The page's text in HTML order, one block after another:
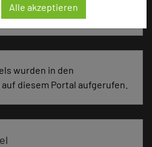
Alle akzeptieren
wurden in den
diesem Portal aufgerufen.